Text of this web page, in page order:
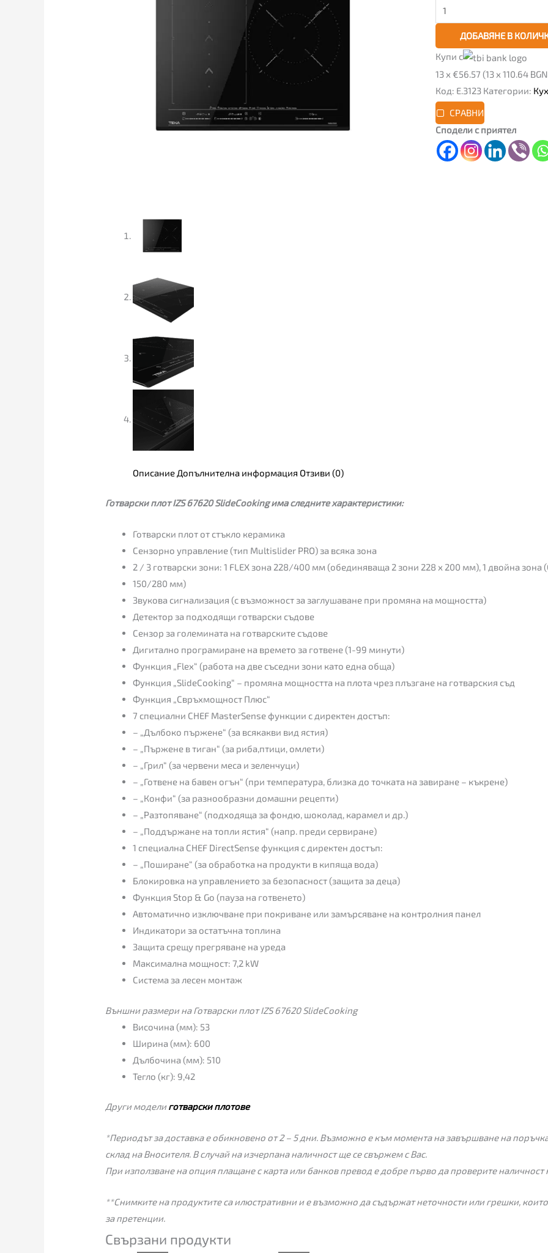
ДОБАВЯНЕ В
Купи с
13 x €56.57 (13 x 110.64
Код: Е.3123 Категории:
СРАВНИ
Сподели с приятел
Описание Допълнителна информация Отзиви (0)
Готварски плот IZS 67620 SlideCooking има следните характеристики:
Готварски плот от стъкло керамика
Сензорно управление (тип Multislider PRO) за всяка зона
2 / 3 готварски зони: 1 FLEX зона 228/400 мм (обединяваща 2 зони 228 х 200 мм), 1 двойна зона
150/280 мм)
Звукова сигнализация (с възможност за заглушаване при промяна на мощността)
Детектор за подходящи готварски съдове
Сензор за големината на готварските съдове
Дигитално програмиране на времето за готвене (1-99 минути)
Функция „Flex“ (работа на две съседни зони като една обща)
Функция „SlideCooking“ – промяна мощността на плота чрез плъзгане на готварския съд
Функция „Свръхмощност Плюс“
7 специални CHEF MasterSense функции с директен достъп:
– „Дълбоко пържене“ (за всякакви вид ястия)
– „Пържене в тиган“ (за риба,птици, омлети)
– „Грил“ (за червени меса и зеленчуци)
– „Готвене на бавен огън“ (при температура, близка до точката на завиране – къкрене)
– „Конфи“ (за разнообразни домашни рецепти)
– „Разтопяване“ (подходяща за фондю, шоколад, карамел и др.)
– „Поддържане на топли ястия“ (напр. преди сервиране)
1 специална CHEF DirectSense функция с директен достъп:
– „Поширане“ (за обработка на продукти в кипяща вода)
Блокировка на управлението за безопасност (защита за деца)
Функция Stop & Go (пауза на готвенето)
Автоматично изключване при покриване или замърсяване на контролния панел
Индикатори за остатъчна топлина
Защита срещу прегряване на уреда
Максимална мощност: 7,2 kW
Система за лесен монтаж
Външни размери на Готварски плот IZS 67620 SlideCooking
Височина (мм): 53
Ширина (мм): 600
Дълбочина (мм): 510
Тегло (кг): 9,42
Други моделиготварски плотове
*Периодът за доставка е обикновено от 2 – 5 дни. Възможно е към момента на завършване на
склад на Вносителя. В случай на изчерпана наличност ще се свържем с Вас.
При използване на опция плащане с карта или банков превод е добре първо да проверите наличност
**Снимките на продуктите са илюстративни и е възможно да съдържат неточности или грешки,
за претенции.
Свързани продукти